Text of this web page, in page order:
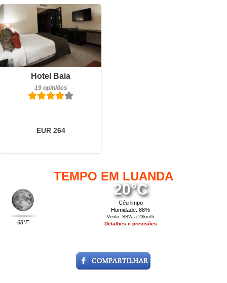
Hotel Baia
19 opiniões
EUR 264
19 opiniões
Reservar
TEMPO EM LUANDA
68°F
20°C
Céu limpo
Humidade: 88%
Vento: SSW a 23km/h
Detalhes e previsões